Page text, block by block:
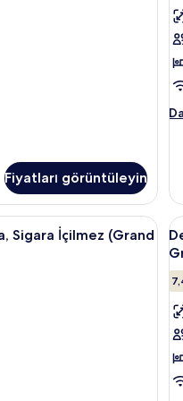
Fiyatları görüntüleyin
-
yorgan, güneşlik/perde,
Tek Büyük Yataklı Oda,
Sigara İçilmez (Grand
in